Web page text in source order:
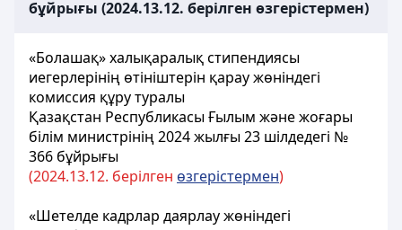
бұйрығы (2024.13.12. берілген өзгерістермен)
«Болашақ» халықаралық стипендиясы
иегерлерінің өтініштерін қарау жөніндегі
комиссия құру туралы
Қазақстан Республикасы Ғылым және жоғары
білім министрінің 2024 жылғы 23 шілдедегі №
366 бұйрығы
(2024.13.12. берілген өзгерістермен)
«Шетелде кадрлар даярлау жөніндегі